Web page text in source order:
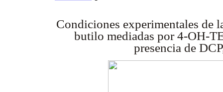
Condiciones experimentales de
butilo mediadas por 4-OH-
presencia de